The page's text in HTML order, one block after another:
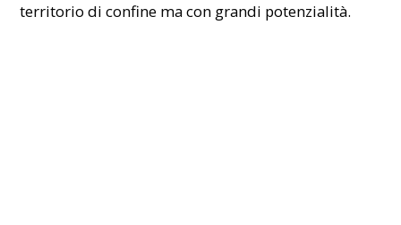
territorio di confine ma con grandi potenzialità.